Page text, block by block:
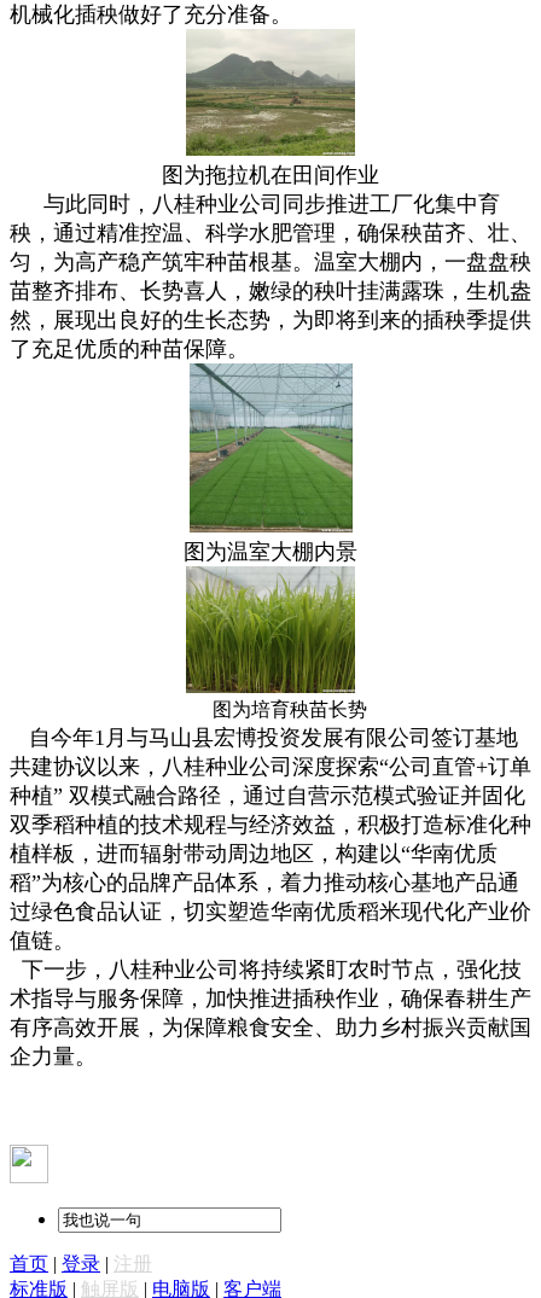
机械化插秧做好了充分准备。
图为拖拉机在田间作业
与此同时，八桂种业公司同步推进工厂化集中育
秧，通过精准控温、科学水肥管理，确保秧苗齐、壮、
匀，为高产稳产筑牢种苗根基。温室大棚内，一盘盘秧
苗整齐排布、长势喜人，嫩绿的秧叶挂满露珠，生机盎
然，展现出良好的生长态势，为即将到来的插秧季提供
了充足优质的种苗保障。
图为温室大棚内景
图为培育秧苗长势
自今年1月与马山县宏博投资发展有限公司签订基地
共建协议以来，八桂种业公司深度探索“公司直管+订单
种植” 双模式融合路径，通过自营示范模式验证并固化
双季稻种植的技术规程与经济效益，积极打造标准化种
植样板，进而辐射带动周边地区，构建以“华南优质
稻”为核心的品牌产品体系，着力推动核心基地产品通
过绿色食品认证，切实塑造华南优质稻米现代化产业价
值链。
下一步，八桂种业公司将持续紧盯农时节点，强化技
术指导与服务保障，加快推进插秧作业，确保春耕生产
有序高效开展，为保障粮食安全、助力乡村振兴贡献国
企力量。
首页 | 登录 | 注册
标准版 | 触屏版 | 电脑版 | 客户端